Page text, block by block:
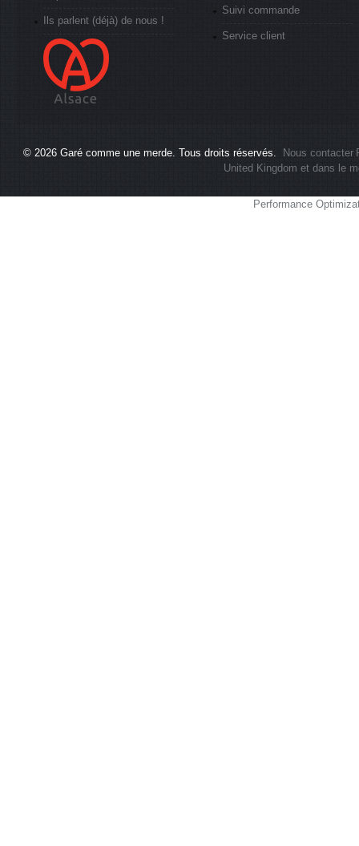
Ils parlent (déjà) de nous !
Suivi commande
Service client
© 2026 Garé comme une merde . Tous droits réservés. Nous contacter
United Kingdom et dans le
Performance